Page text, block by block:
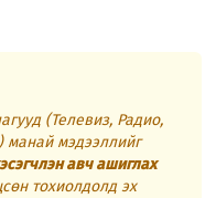
(Телевиз, Радио,
манай мэдээллийг
авч ашиглах
тохиолдолд эх